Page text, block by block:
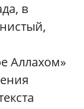
в
Аллахом»